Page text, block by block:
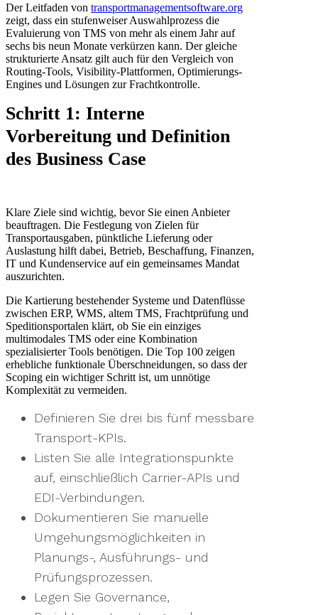
Der Leitfaden von transportmanagementsoftware.org
zeigt, dass ein stufenweiser Auswahlprozess die
Evaluierung von TMS von mehr als einem Jahr auf
sechs bis neun Monate verkürzen kann. Der gleiche
strukturierte Ansatz gilt auch für den Vergleich von
Routing-Tools, Visibility-Plattformen, Optimierungs-
Engines und Lösungen zur Frachtkontrolle.
Schritt 1: Interne
Vorbereitung und Definition
des Business Case
Klare Ziele sind wichtig, bevor Sie einen Anbieter
beauftragen. Die Festlegung von Zielen für
Transportausgaben, pünktliche Lieferung oder
Auslastung hilft dabei, Betrieb, Beschaffung, Finanzen,
IT und Kundenservice auf ein gemeinsames Mandat
auszurichten.
Die Kartierung bestehender Systeme und Datenflüsse
zwischen ERP, WMS, altem TMS, Frachtprüfung und
Speditionsportalen klärt, ob Sie ein einziges
multimodales TMS oder eine Kombination
spezialisierter Tools benötigen. Die Top 100 zeigen
erhebliche funktionale Überschneidungen, so dass der
Scoping ein wichtiger Schritt ist, um unnötige
Komplexität zu vermeiden.
Definieren Sie drei bis fünf messbare
Transport-KPIs.
Listen Sie alle Integrationspunkte
auf, einschließlich Carrier-APIs und
EDI-Verbindungen.
Dokumentieren Sie manuelle
Umgehungsmöglichkeiten in
Planungs-, Ausführungs- und
Prüfungsprozessen.
Legen Sie Governance,